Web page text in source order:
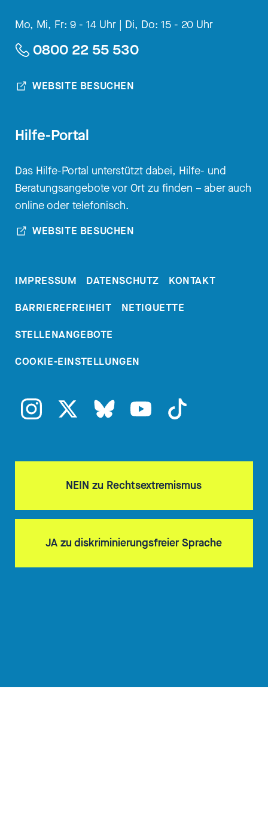
Mo, Mi, Fr: 9 - 14 Uhr | Di, Do: 15 - 20 Uhr
0800 22 55 530
WEBSITE BESUCHEN
Hilfe-Portal
Das Hilfe-Portal unterstützt dabei, Hilfe- und
Beratungsangebote vor Ort zu finden – aber auch
online oder telefonisch.
WEBSITE BESUCHEN
IMPRESSUM DATENSCHUTZ
KONTAKT
BARRIEREFREIHEIT
NETIQUETTE
STELLENANGEBOTE
COOKIE-EINSTELLUNGEN
NEIN zu Rechtsextremismus
JA zu diskriminierungsfreier Sprache